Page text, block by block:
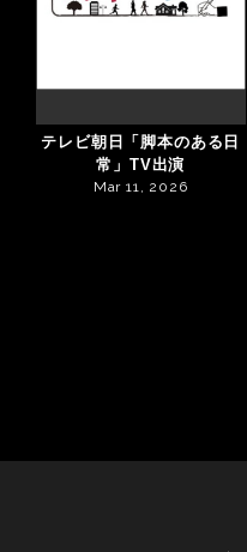
テレビ朝日「脚本のある日
常」TV出演
Mar 11, 2026